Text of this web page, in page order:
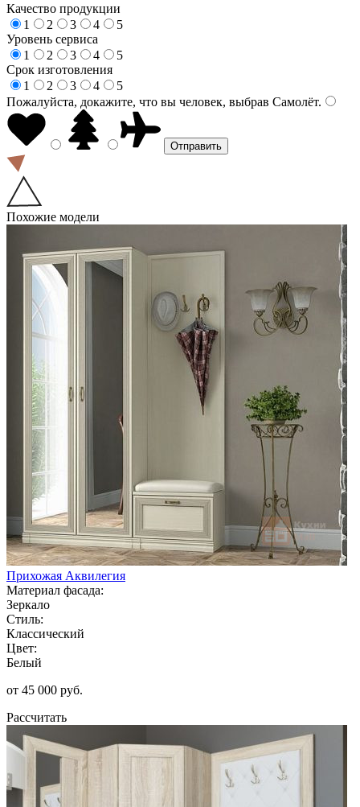
Качество продукции
1
2 3 4
5
Уровень сервиса
1
2 3 4
5
Срок изготовления
1
2 3 4
5
Пожалуйста, докажите, что вы человек, выбрав Самолёт.
Похожие модели
Прихожая Аквилегия
Материал фасада:
Зеркало
Стиль:
Классический
Цвет:
Белый
от 45 000 руб.
Рассчитать